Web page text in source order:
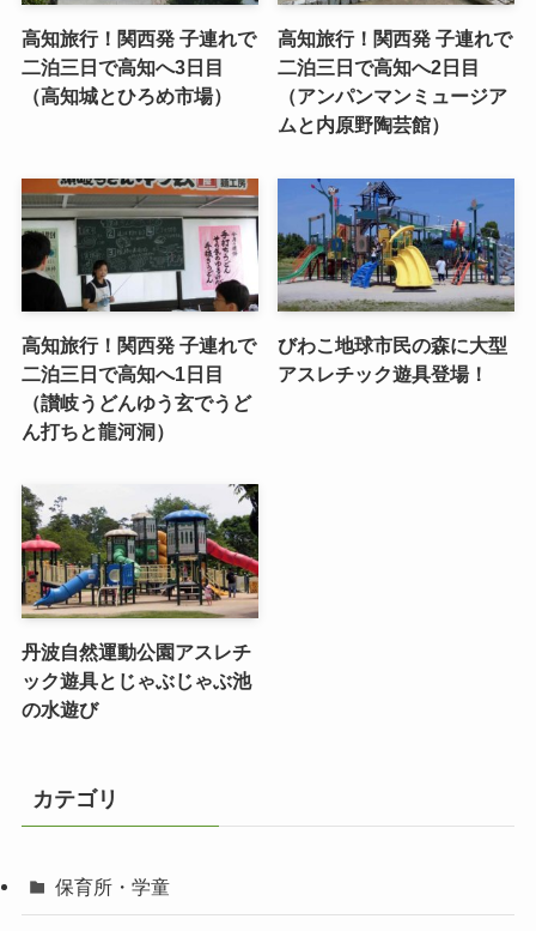
高知旅行！関西発 子連れで
二泊三日で高知へ3日目
（高知城とひろめ市場）
高知旅行！関西発 子連れで
二泊三日で高知へ2日目
（アンパンマンミュージア
ムと内原野陶芸館）
高知旅行！関西発 子連れで
二泊三日で高知へ1日目
（讃岐うどんゆう玄でうど
ん打ちと龍河洞）
びわこ地球市民の森に大型
アスレチック遊具登場！
丹波自然運動公園アスレチ
ック遊具とじゃぶじゃぶ池
の水遊び
カテゴリ
保育所・学童